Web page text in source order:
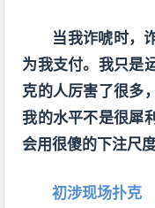
当我诈唬时，
为我支付。我只是
克的人厉害了很多
我的水平不是很犀
会用很傻的下注尺
初涉现场扑克